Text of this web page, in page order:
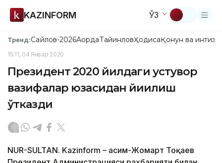
KAZINFORM ЎЗ
Тренд:Сайлов-2026АқордаТайинловҲодисаҚонун ва
15:11, 04 Январ 2020
Президент 2020 йилдаги устувор
вазифалар юзасидан йиғилиш
ўтказди
NUR-SULTAN. Kazinform – Қасим-Жомарт Тоқаев